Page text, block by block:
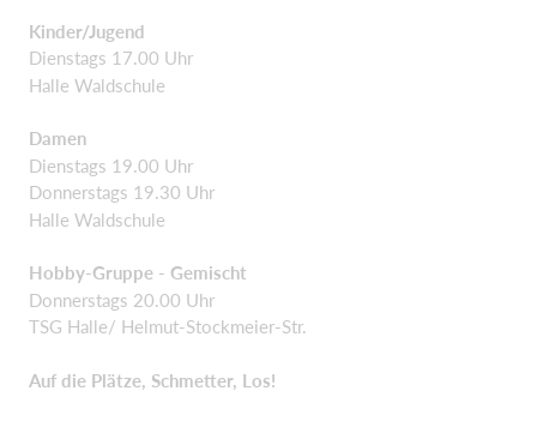
Kinder/Jugend
Dienstags 17.00 Uhr
Halle Waldschule
Damen
Dienstags 19.00 Uhr
Donnerstags 19.30 Uhr
Halle Waldschule
Hobby-Gruppe - Gemischt
Donnerstags 20.00 Uhr
TSG Halle/ Helmut-Stockmeier-Str.
Auf die Plätze, Schmetter, Los!